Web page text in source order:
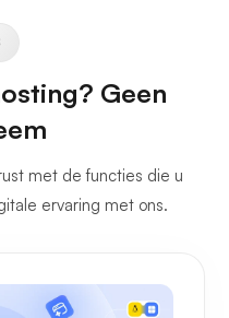
Geen
met de functies die u
ervaring met ons.